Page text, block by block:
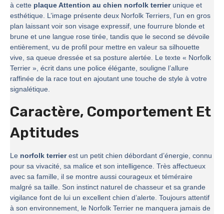
à cette plaque Attention au chien norfolk terrierunique et
esthétique. L’image présente deux Norfolk Terriers, l’un en gros
plan laissant voir son visage expressif, une fourrure blonde et
brune et une langue rose tirée, tandis que le second se dévoile
entièrement, vu de profil pour mettre en valeur sa silhouette
vive, sa queue dressée et sa posture alertée. Le texte « Norfolk
Terrier », écrit dans une police élégante, souligne l’allure
raffinée de la race tout en ajoutant une touche de style à votre
signalétique.
Caractère, Comportement Et
Aptitudes
Le norfolk terrierest un petit chien débordant d’énergie, connu
pour sa vivacité, sa malice et son intelligence. Très affectueux
avec sa famille, il se montre aussi courageux et téméraire
malgré sa taille. Son instinct naturel de chasseur et sa grande
vigilance font de lui un excellent chien d’alerte. Toujours attentif
à son environnement, le Norfolk Terrier ne manquera jamais de